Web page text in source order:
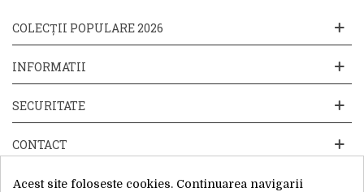
COLECȚII POPULARE 2026
INFORMATII
SECURITATE
CONTACT
Acest site foloseste cookies. Continuarea navigarii